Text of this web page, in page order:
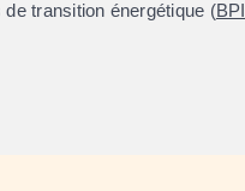
transition énergétique (BPI